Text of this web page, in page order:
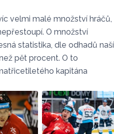
velmi malé množství hráčů,
O množství
statistika, dle odhadů naší
pět procent. O to
kapitána